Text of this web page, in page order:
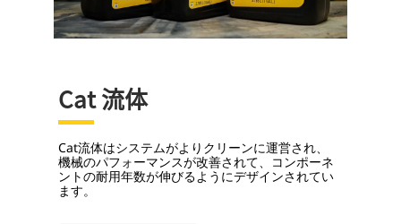
Cat 流体
Cat流体はシステムがよりクリーンに運営され、
機械のパフォーマンスが改善されて、コンポーネ
ントの耐用年数が伸びるようにデザインされてい
ます。